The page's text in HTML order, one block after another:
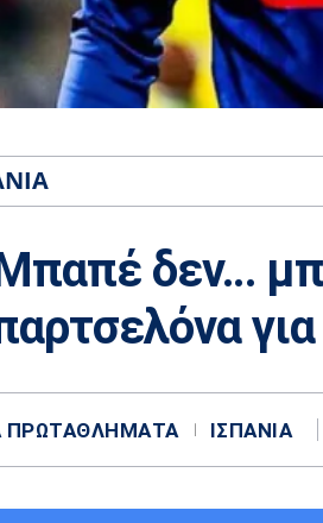
δεν…
ΠΡΩΤΑΘΛΉΜΑΤΑ ΙΣΠΑΝΊΑ